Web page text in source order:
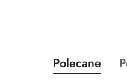
Pomiń karuzelę
Produkty
o
Polecane